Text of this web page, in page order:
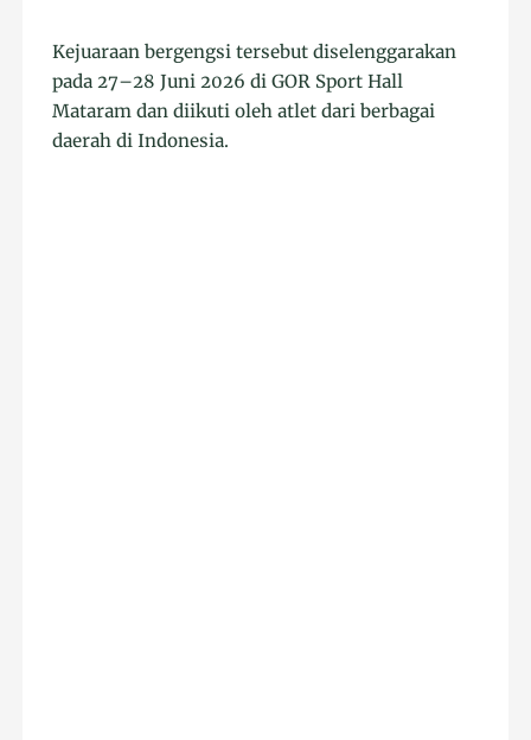
Kejuaraan bergengsi tersebut diselenggarakan
pada 27–28 Juni 2026 di GOR Sport Hall
Mataram dan diikuti oleh atlet dari berbagai
daerah di Indonesia.